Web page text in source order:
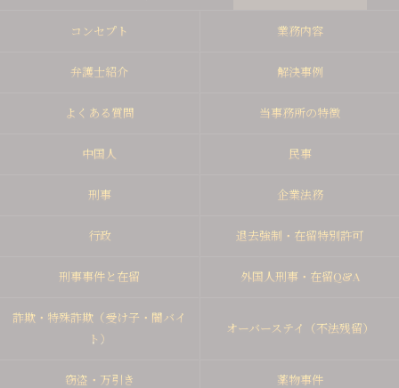
コンセプト 業務内容
弁護士紹介 解決事例
よくある質問 当事務所の特徴
中国人 民事
刑事 企業法務
行政 退去強制・在留特別許可
刑事事件と在留 外国人刑事・在留Q&A
詐欺・特殊詐欺（受け子・闇バイ
ト）
オーバーステイ（不法残留）
窃盗・万引き 薬物事件